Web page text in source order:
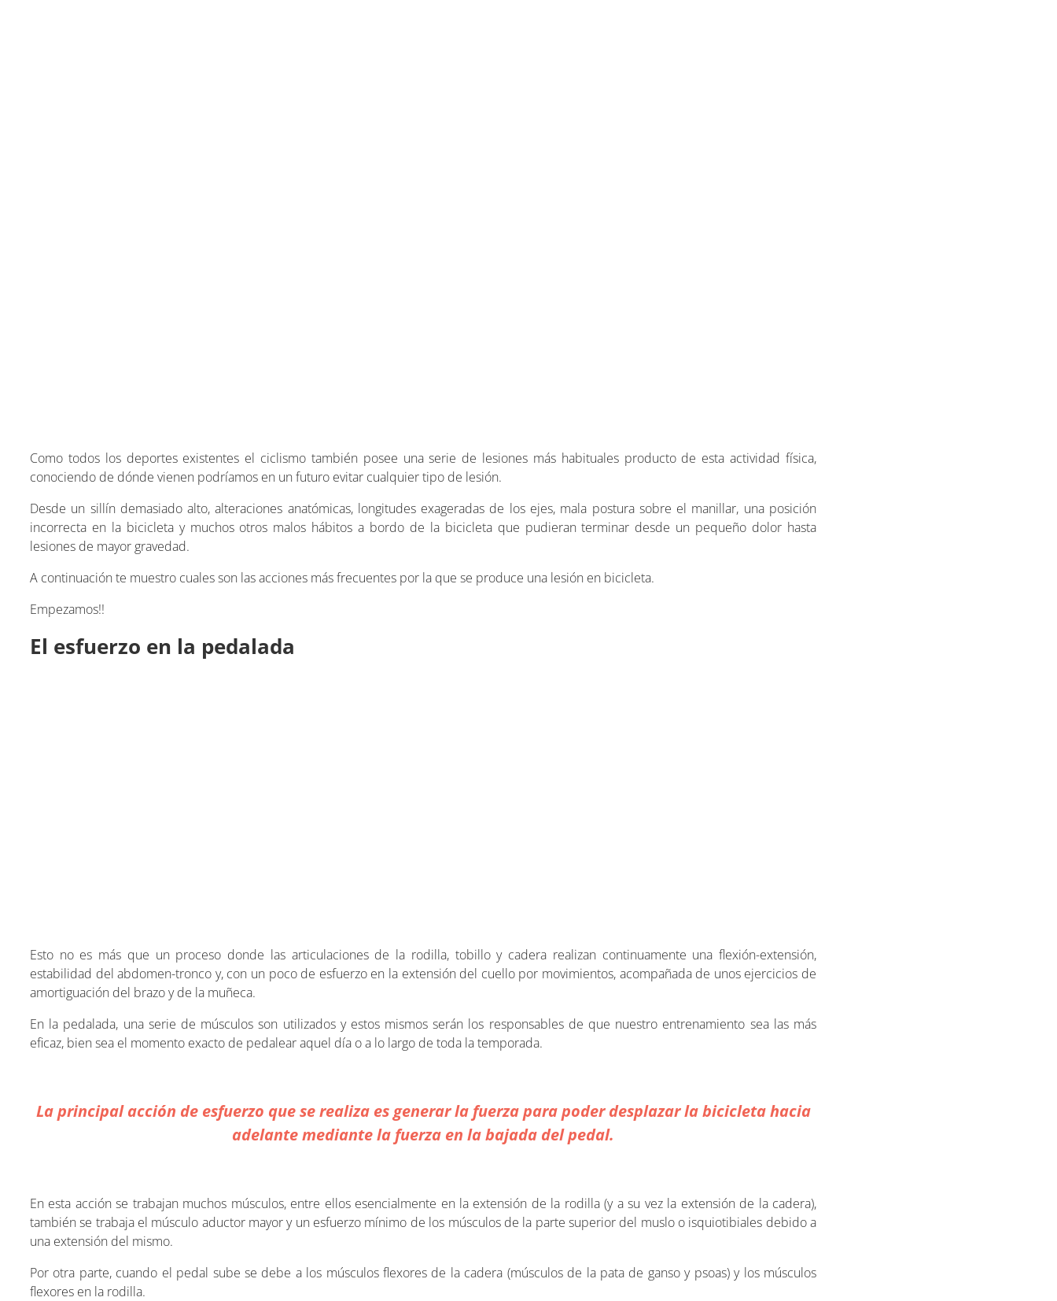
Como todos los deportes existentes el ciclismo también posee una serie de lesiones más habituales producto de esta actividad física,
conociendo de dónde vienen podríamos en un futuro evitar cualquier tipo de lesión.
Desde un sillín demasiado alto, alteraciones anatómicas, longitudes exageradas de los ejes, mala postura sobre el manillar, una posición
incorrecta en la bicicleta y muchos otros malos hábitos a bordo de la bicicleta que pudieran terminar desde un pequeño dolor hasta
lesiones de mayor gravedad.
A continuación te muestro cuales son las acciones más frecuentes por la que se produce una lesión en bicicleta.
Empezamos!!
El esfuerzo en la pedalada
Esto no es más que un proceso donde las articulaciones de la rodilla, tobillo y cadera realizan continuamente una flexión-extensión,
estabilidad del abdomen-tronco y, con un poco de esfuerzo en la extensión del cuello por movimientos, acompañada de unos ejercicios de
amortiguación del brazo y de la muñeca.
En la pedalada, una serie de músculos son utilizados y estos mismos serán los responsables de que nuestro entrenamiento sea las más
eficaz, bien sea el momento exacto de pedalear aquel día o a lo largo de toda la temporada.
La principal acción de esfuerzo que se realiza es generar la fuerza para poder desplazar la bicicleta hacia
adelante mediante la fuerza en la bajada del pedal.
En esta acción se trabajan muchos músculos, entre ellos esencialmente en la extensión de la rodilla (y a su vez la extensión de la cadera),
también se trabaja el músculo aductor mayor y un esfuerzo mínimo de los músculos de la parte superior del muslo o isquiotibiales debido a
una extensión del mismo.
Por otra parte, cuando el pedal sube se debe a los músculos flexores de la cadera (músculos de la pata de ganso y psoas) y los músculos
flexores en la rodilla.